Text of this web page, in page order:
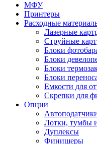
МФУ
Принтеры
Расходные
Лазерные
Струйные
Блоки
Блоки
Блоки
Блоки
Емкости для
Скрепки для
Опции
Лотки, тумбы
Дуплексы
Финишеры